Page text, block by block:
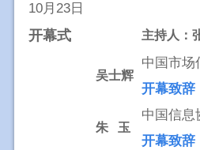
10月23日
开幕式 主持人：
吴士辉
中国市
开幕致辞
朱 玉
中国信
开幕致辞